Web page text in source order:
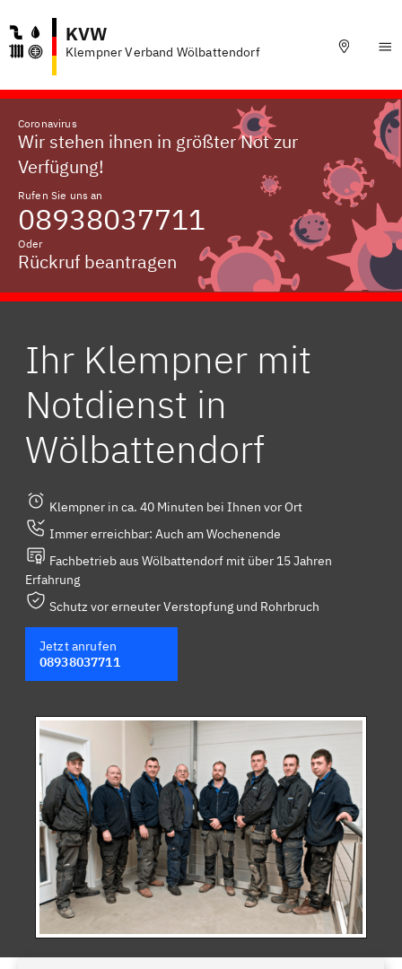
KVW
Klempner Verband Wölbattendorf
Coronavirus
Wir stehen ihnen in größter Not zur
Verfügung!
Rufen Sie uns an
08938037711
Oder
Rückruf beantragen
Ihr Klempner mit
Notdienst in
Wölbattendorf
Klempner in ca. 40 Minuten bei Ihnen vor Ort
Immer erreichbar: Auch am Wochenende
Fachbetrieb aus Wölbattendorf mit über 15 Jahren
Erfahrung
Schutz vor erneuter Verstopfung und Rohrbruch
Jetzt anrufen
08938037711